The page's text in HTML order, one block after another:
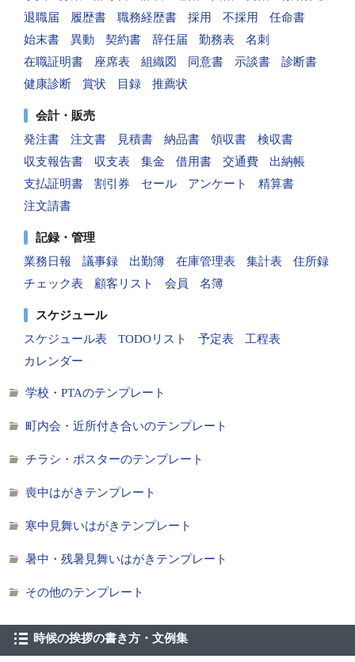
退職届
履歴書 職務経歴書 採用 不採用
任命書
始末書
異動 契約書 辞任届 勤務表
名刺
在職証明書
座席表 組織図 同意書 示談書
診断書
健康診断
賞状 目録 推薦状
会計・販売
発注書
注文書 見積書 納品書 領収書
検収書
収支報告書
収支表 集金 借用書 交通費
出納帳
支払証明書
割引券 セール アンケート
精算書
注文請書
記録・管理
業務日報
議事録 出勤簿 在庫管理表 集計表
住所録
チェック表
顧客リスト 会員 名簿
スケジュール
スケジュール表
TODOリスト 予定表
工程表
カレンダー
学校・PTAのテンプレート
町内会・近所付き合いのテンプレート
チラシ・ポスターのテンプレート
喪中はがきテンプレート
寒中見舞いはがきテンプレート
暑中・残暑見舞いはがきテンプレート
その他のテンプレート
時候の挨拶の書き方・文例集